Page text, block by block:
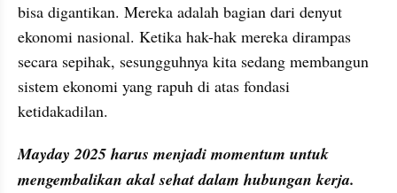
bisa digantikan. Mereka adalah bagian dari denyut
ekonomi nasional. Ketika hak-hak mereka dirampas
secara sepihak, sesungguhnya kita sedang membangun
sistem ekonomi yang rapuh di atas fondasi
ketidakadilan.
Mayday 2025 harus menjadi momentum untuk